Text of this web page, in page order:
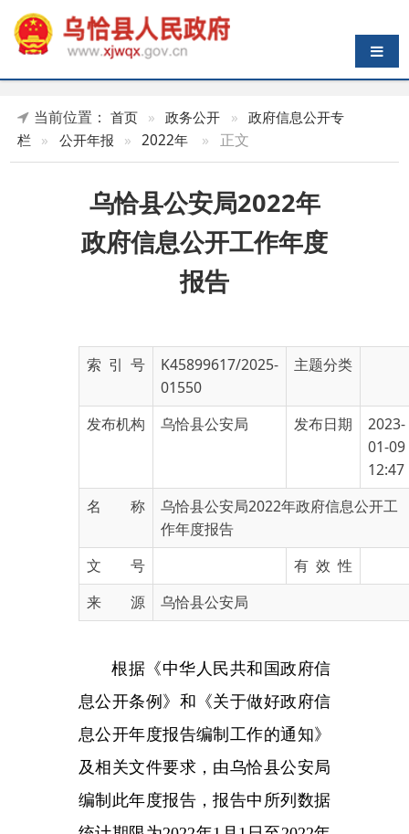
导航切换
栏 » 公开年报 » 2022年 » 正文
政府信息公开工作年度
报告
01550
发布机构 乌恰县公安局 发布日期
2023-
12:47
文 号
有 效 性
乌恰县公安局
根据《中华人民共和国政府信
息公开条例》和《关于做好政府信
及相关文件要求，由乌恰县公安局
编制此年度报告，报告中所列数据
统计期限为2022年1月1日至2022年
12月31日。本报告由总体情况、主
动公开政府信息的情况、收到和处
理政府信息公开申请情况、政府信